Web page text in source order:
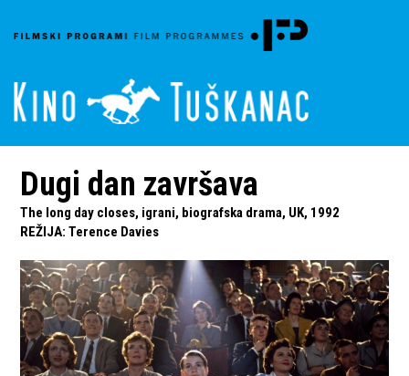
Dugi dan završava
The long day closes, igrani, biografska drama, UK, 1992
REŽIJA: Terence Davies